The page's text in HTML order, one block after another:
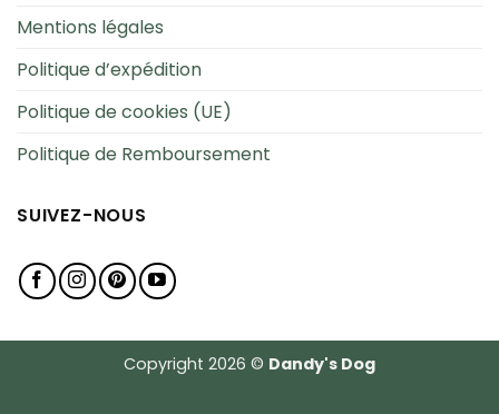
Mentions légales
Politique d’expédition
Politique de cookies (UE)
Politique de Remboursement
SUIVEZ-NOUS
Copyright 2026 © Dandy's Dog